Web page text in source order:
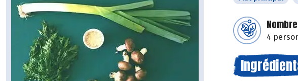
4